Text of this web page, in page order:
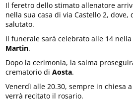
Il feretro dello stimato allenatore
nella sua casa di via Castello 2, dove,
salutato.
Il funerale sarà celebrato alle 14
Martin.
Dopo la cerimonia, la salma
crematorio diAosta.
Venerdì alle 20.30, sempre in chiesa a
verrà recitato il rosario.